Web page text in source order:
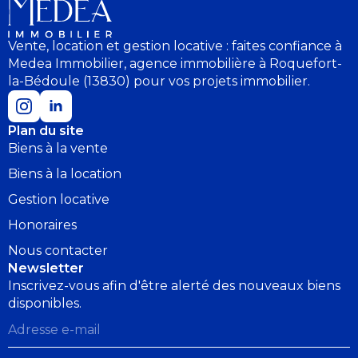
Vente, location et gestion locative : faites confiance à
Medea Immobilier, agence immobilière à Roquefort-
la-Bédoule (13830) pour vos projets immobilier.
Plan du site
Biens à la vente
Biens à la location
Gestion locative
Honoraires
Nous contacter
Newsletter
Inscrivez-vous afin d'être alerté des nouveaux biens
disponibles.
e-
mail